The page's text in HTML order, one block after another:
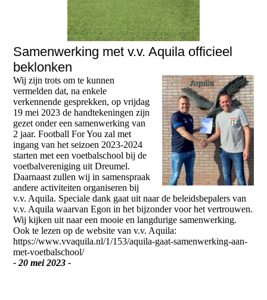
Samenwerking met v.v. Aquila officieel
beklonken
Wij zijn trots om te kunnen
vermelden dat, na enkele
verkennende gesprekken, op vrijdag
19 mei 2023 de handtekeningen zijn
gezet onder een samenwerking van
2 jaar. Football For You zal met
ingang van het seizoen 2023-2024
starten met een voetbalschool bij de
voetbalvereniging uit Dreumel.
Daarnaast zullen wij in samenspraak
andere activiteiten organiseren bij
v.v. Aquila. Speciale dank gaat uit naar de beleidsbepalers van
v.v. Aquila waarvan Egon in het bijzonder voor het vertrouwen.
Wij kijken uit naar een mooie en langdurige samenwerking.
Ook te lezen op de website van v.v. Aquila:
https://www.vvaquila.nl/1/153/aquila-gaat-samenwerking-aan-
met-voetbalschool/
- 20 mei 2023 -